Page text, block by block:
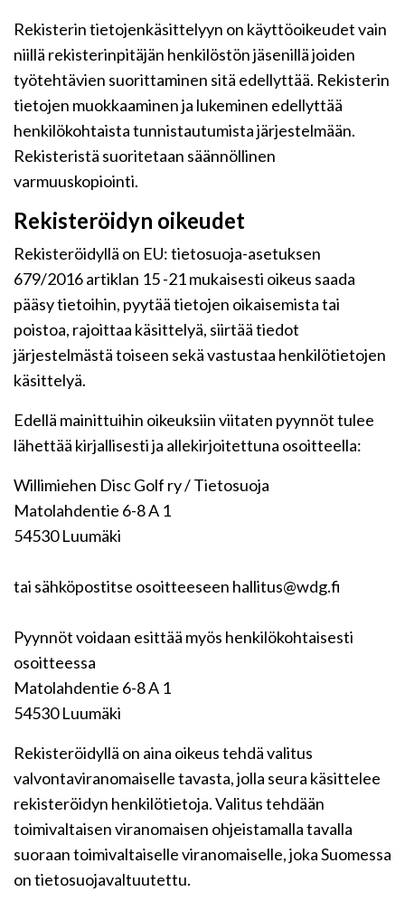
Rekisterin tietojenkäsittelyyn on käyttöoikeudet vain
niillä rekisterinpitäjän henkilöstön jäsenillä joiden
työtehtävien suorittaminen sitä edellyttää. Rekisterin
tietojen muokkaaminen ja lukeminen edellyttää
henkilökohtaista tunnistautumista järjestelmään.
Rekisteristä suoritetaan säännöllinen
varmuuskopiointi.
Rekisteröidyn oikeudet
Rekisteröidyllä on EU: tietosuoja-asetuksen
679/2016 artiklan 15 -21 mukaisesti oikeus saada
pääsy tietoihin, pyytää tietojen oikaisemista tai
poistoa, rajoittaa käsittelyä, siirtää tiedot
järjestelmästä toiseen sekä vastustaa henkilötietojen
käsittelyä.
Edellä mainittuihin oikeuksiin viitaten pyynnöt tulee
lähettää kirjallisesti ja allekirjoitettuna osoitteella:
Willimiehen Disc Golf ry / Tietosuoja
Matolahdentie 6-8 A 1
54530 Luumäki
tai sähköpostitse osoitteeseen hallitus@wdg.fi
Pyynnöt voidaan esittää myös henkilökohtaisesti
osoitteessa
Matolahdentie 6-8 A 1
54530 Luumäki
Rekisteröidyllä on aina oikeus tehdä valitus
valvontaviranomaiselle tavasta, jolla seura käsittelee
rekisteröidyn henkilötietoja. Valitus tehdään
toimivaltaisen viranomaisen ohjeistamalla tavalla
suoraan toimivaltaiselle viranomaiselle, joka Suomessa
on tietosuojavaltuutettu.